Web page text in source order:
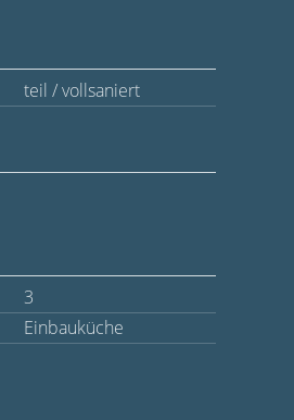
teil / vollsaniert
3
Einbauküche